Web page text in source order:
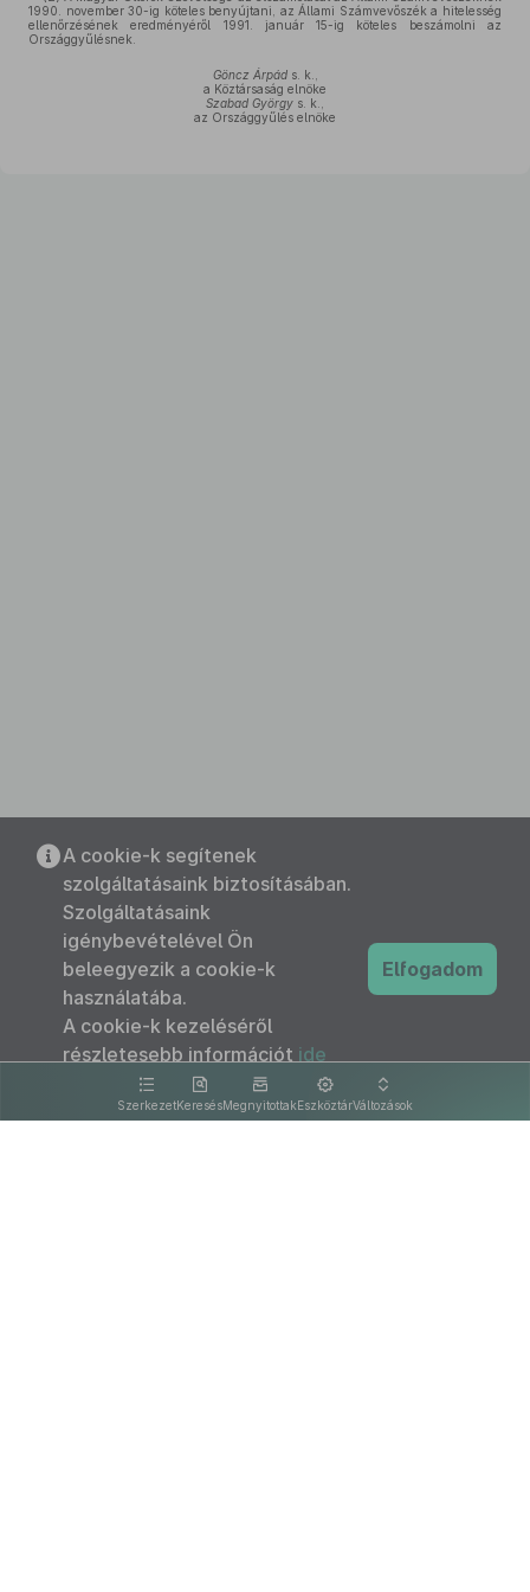
1990. november 30-ig köteles benyújtani, az Állami Számvevőszék a hitelesség
ellenőrzésének eredményéről 1991. január 15-ig köteles beszámolni az
Országgyűlésnek.
Göncz Árpáds. k.,
a Köztársaság elnöke
Szabad György s. k.,
az Országgyűlés elnöke
SzerkezetKeresésMegnyitottakEszköztárVáltozások
A cookie-k segítenek
szolgáltatásaink biztosításában.
Szolgáltatásaink
igénybevételével Ön
beleegyezik a cookie-k
használatába.
A cookie-k kezeléséről
részletesebb információt ide
kattintva olvashat.
Elfogadom